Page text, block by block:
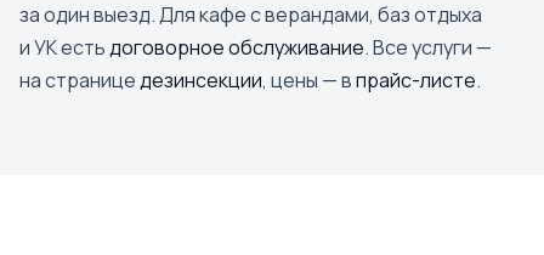
за один выезд. Для кафе с верандами, баз отдыха
и УК естьдоговорное обслуживание. Все услуги —
на страницедезинсекции, цены — впрайс-листе.